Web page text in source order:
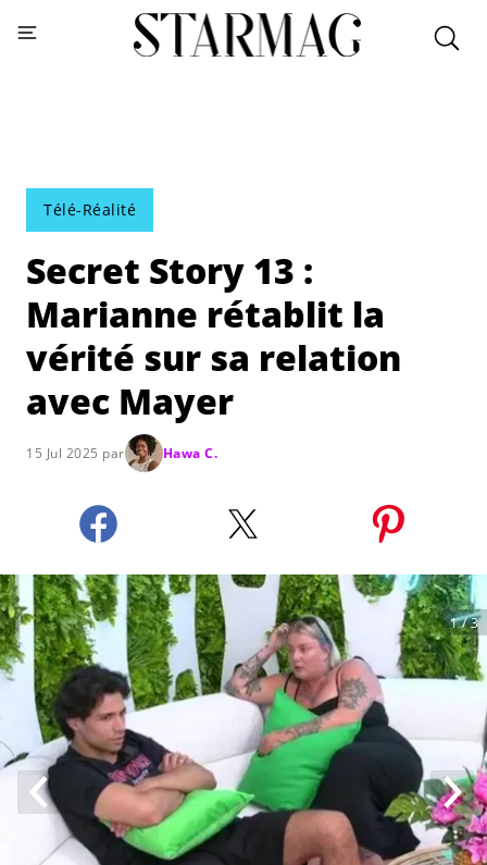
Télé-Réalité
Secret Story 13 :
Marianne rétablit la
vérité sur sa relation
avec Mayer
15 Jul 2025 par Hawa C.
1 / 3